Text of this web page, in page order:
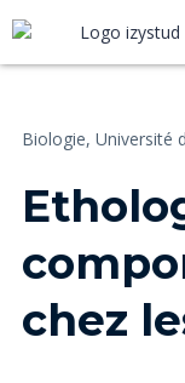
Biologie, Université
chez